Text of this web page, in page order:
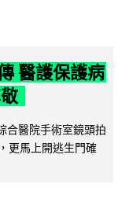
醫護保護病
合醫院手術室鏡頭拍
更馬上開逃生門確